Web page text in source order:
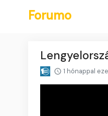
Forumo
1 hónappal